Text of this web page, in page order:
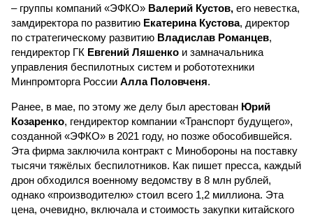
– группы компаний «ЭФКО» Валерий Кустов, его невестка,
замдиректора по развитию Екатерина Кустова, директор
по стратегическому развитию Владислав Романцев,
гендиректор ГК Евгений Ляшенко и замначальника
управления беспилотных систем и робототехники
Минпромторга России Алла Половченя.
Ранее, в мае, по этому же делу был арестован Юрий
Козаренко, гендиректор компании «Транспорт будущего»,
созданной «ЭФКО» в 2021 году, но позже обособившейся.
Эта фирма заключила контракт с Минобороны на поставку
тысячи тяжёлых беспилотников. Как пишет пресса, каждый
дрон обходился военному ведомству в 8 млн рублей,
однако «производителю» стоил всего 1,2 миллиона. Эта
цена, очевидно, включала и стоимость закупки китайского